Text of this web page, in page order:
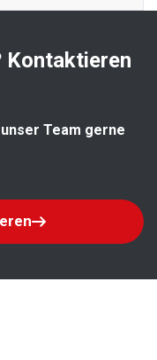
Kontaktieren
Team gerne